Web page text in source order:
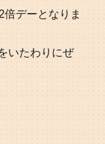
デーとなりま
いたわりにぜ